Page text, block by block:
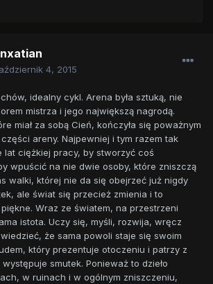
4, 2015
idealny cykl. Arena była sztuką, nie
mistrza i jego największą nagrodą.
miał za sobą Cień, kończyła się poważnym
areny. Najpewniej i tym razem tak
lat ciężkiej pracy, by stworzyć coś
wpuścić na nie dwie osoby, które zniszczą
walki, której nie da się obejrzeć już nigdy
ale świat się przecież zmienia i to
Wraz ze światem, na przestrzeni
istota. Uczy się, myśli, rozwija, wręcz
że sama powoli staje się swoim
który prezentuje otoczeniu i patrzy z
smutek. Ponieważ to dzieło
w ruinach i w ogólnym zniszczeniu,